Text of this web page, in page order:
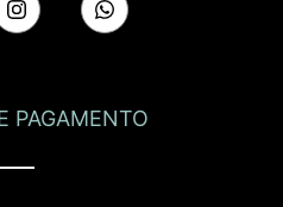
PAGAMENTO